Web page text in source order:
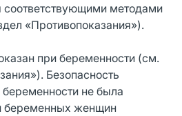
соответствующими методами
«Противопоказания»).
при беременности (см.
Безопасность
не была
беременных женщин